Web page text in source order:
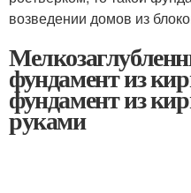
возведении домов из
фундамент из
фундамент из
руками